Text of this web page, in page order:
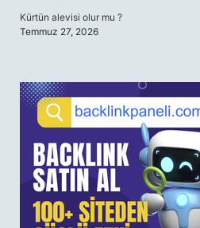
Kürtün alevisi olur mu ?
Temmuz 27, 2026